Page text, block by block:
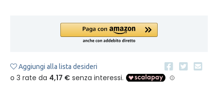
Aggiungi alla lista desideri